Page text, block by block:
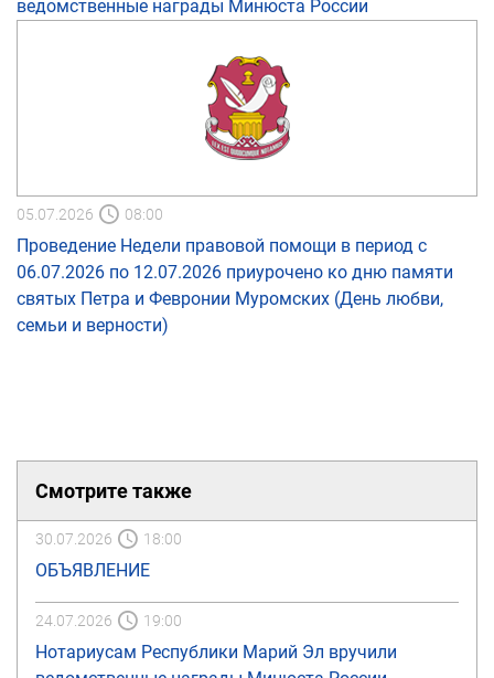
ведомственные награды Минюста России
05.07.2026 08:00
Проведение Недели правовой помощи в период с
06.07.2026 по 12.07.2026 приурочено ко дню памяти
святых Петра и Февронии Муромских (День любви,
семьи и верности)
Смотрите также
30.07.2026 18:00
ОБЪЯВЛЕНИЕ
24.07.2026 19:00
Нотариусам Республики Марий Эл вручили